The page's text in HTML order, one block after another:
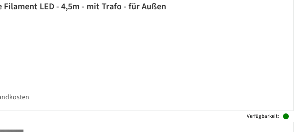
Filament LED - 4,5m - mit Trafo - für Außen
Verfügbarkeit: